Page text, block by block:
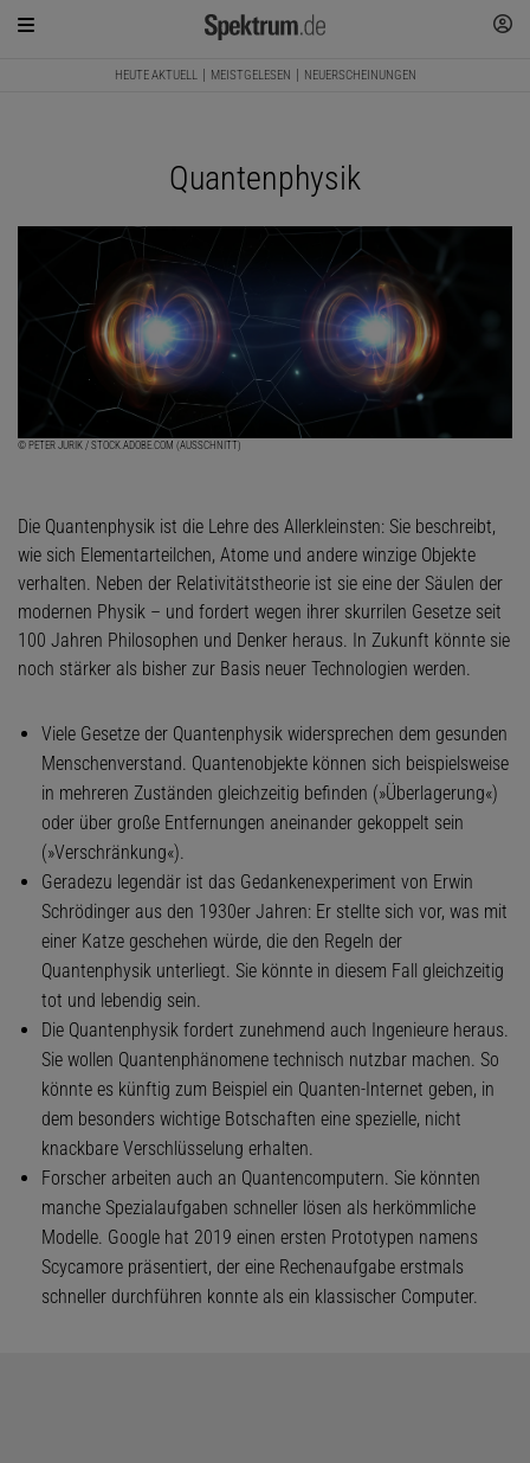
HEUTE AKTUELL MEISTGELESEN NEUERSCHEINUNGEN
Quantenphysik
© PETER JURIK / STOCK.ADOBE.COM (AUSSCHNITT)
Die Quantenphysik ist die Lehre des Allerkleinsten: Sie beschreibt,
wie sich Elementarteilchen, Atome und andere winzige Objekte
verhalten. Neben der Relativitätstheorie ist sie eine der Säulen der
modernen Physik – und fordert wegen ihrer skurrilen Gesetze seit
100 Jahren Philosophen und Denker heraus. In Zukunft könnte sie
noch stärker als bisher zur Basis neuer Technologien werden.
Viele Gesetze der Quantenphysik widersprechen dem gesunden
Menschenverstand. Quantenobjekte können sich beispielsweise
in mehreren Zuständen gleichzeitig befinden (»Überlagerung«)
oder über große Entfernungen aneinander gekoppelt sein
(»Verschränkung«).
Geradezu legendär ist das Gedankenexperiment von Erwin
Schrödinger aus den 1930er Jahren: Er stellte sich vor, was mit
einer Katze geschehen würde, die den Regeln der
Quantenphysik unterliegt. Sie könnte in diesem Fall gleichzeitig
tot und lebendig sein.
Die Quantenphysik fordert zunehmend auch Ingenieure heraus.
Sie wollen Quantenphänomene technisch nutzbar machen. So
könnte es künftig zum Beispiel ein Quanten-Internet geben, in
dem besonders wichtige Botschaften eine spezielle, nicht
knackbare Verschlüsselung erhalten.
Forscher arbeiten auch an Quantencomputern. Sie könnten
manche Spezialaufgaben schneller lösen als herkömmliche
Modelle. Google hat 2019 einen ersten Prototypen namens
Scycamore präsentiert, der eine Rechenaufgabe erstmals
schneller durchführen konnte als ein klassischer Computer.